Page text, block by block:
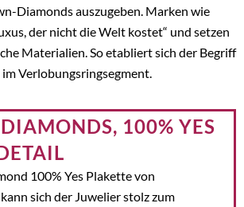
Diamonds auszugeben. Marken wie
der nicht die Welt kostet“ und setzen
Materialien. So etabliert sich der Begriff
im Verlobungsringsegment.
100% YES
100% Yes Plakette von
sich der Juwelier stolz zum